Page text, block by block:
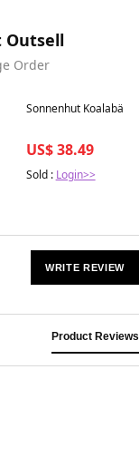
Outsell
Order
Best in 7 days
Sonnenhut Koalabär
US$ 38.49
Sold : Login>>
WRITE REVIEW
Product Reviews